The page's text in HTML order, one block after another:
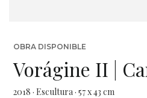
OBRA DISPONIBLE
Vorágine II |
2018 · Escultura · 57 x 43 cm